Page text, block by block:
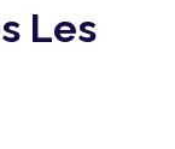
Les